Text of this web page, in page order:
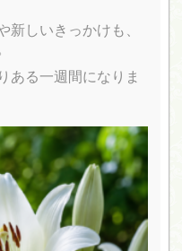
新しいきっかけも、
ある一週間になりま